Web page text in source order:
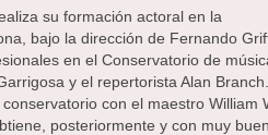
su formación actoral en la
bajo la dirección de Fernando
en el Conservatorio de
y el repertorista Alan
con el maestro William
posteriormente y con muy